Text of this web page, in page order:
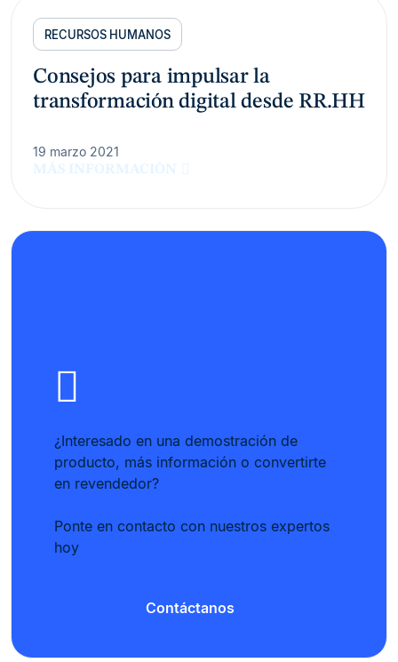
RECURSOS HUMANOS
Consejos para impulsar la
transformación digital desde RR.HH
19 marzo 2021
MÁS INFORMACIÓN
¿Interesado en una demostración de
producto, más información o convertirte
en revendedor?
Ponte en contacto con nuestros expertos
hoy
Contáctanos